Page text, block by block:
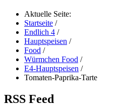
Aktuelle Seite:
Startseite /
Endlich 4 /
Hauptspeisen /
Food /
Würmchen Food /
E4-Hauptspeisen /
Tomaten-Paprika-Tarte
RSS Feed